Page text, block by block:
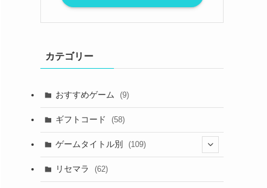
カテゴリー
おすすめゲーム (9)
ギフトコード (58)
ゲームタイトル別 (109)
(2)
リセマラ (62)